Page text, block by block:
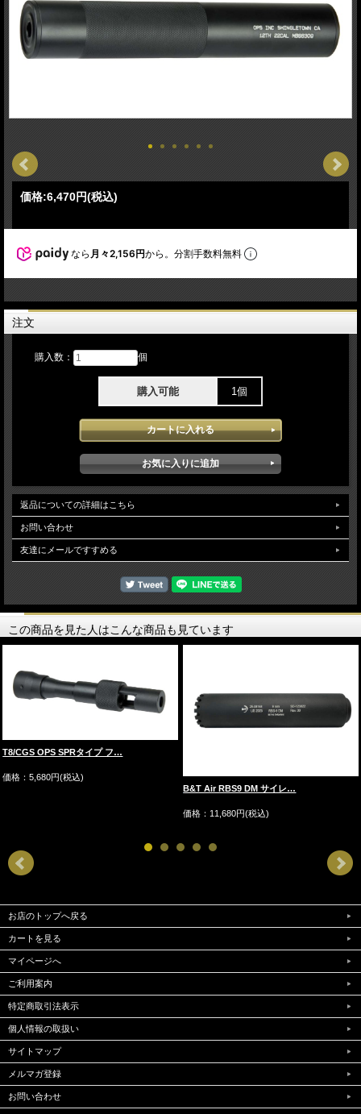
価格:6,470円(税込)
なら 月々2,156円から。分割手数料無料
注文
購入数： 個
購入可能 1個
返品についての詳細はこちら
お問い合わせ
友達にメールですすめる
この商品を見た人はこんな商品も見ています
T8/CGS OPS SPRタイプ フ…
価格：5,680円(税込)
B&T Air RBS9 DM サイレ…
価格：11,680円(税込)
お店のトップへ戻る
カートを見る
マイページへ
ご利用案内
特定商取引法表示
個人情報の取扱い
サイトマップ
メルマガ登録
お問い合わせ